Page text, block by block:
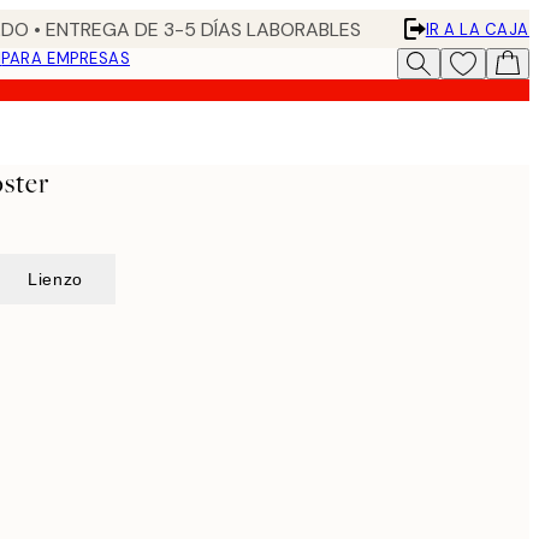
• ENTREGA DE 3-5 DÍAS LABORABLES
IR A LA CAJA
PARA EMPRESAS
Lienzo